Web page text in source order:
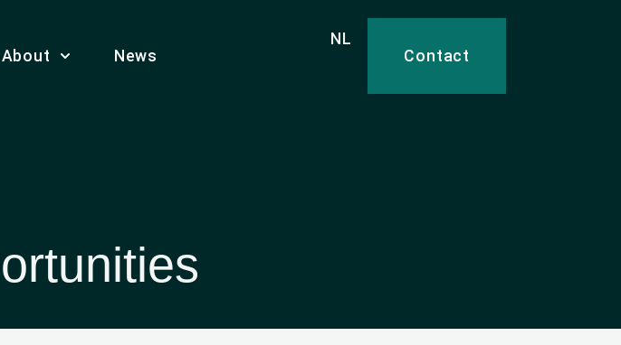
About News
NL
Contact